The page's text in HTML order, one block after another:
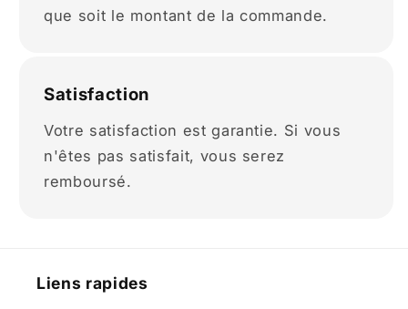
que soit le montant de la commande.
Satisfaction
Votre satisfaction est garantie. Si vous
n'êtes pas satisfait, vous serez
remboursé.
Liens rapides